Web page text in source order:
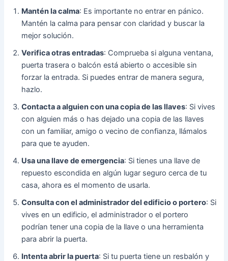
Mantén la calma: Es importante no entrar en pánico.
Mantén la calma para pensar con claridad y buscar la
mejor solución.
Verifica otras entradas: Comprueba si alguna ventana,
puerta trasera o balcón está abierto o accesible sin
forzar la entrada. Si puedes entrar de manera segura,
hazlo.
Contacta a alguien con una copia de las llaves: Si vives
con alguien más o has dejado una copia de las llaves
con un familiar, amigo o vecino de confianza, llámalos
para que te ayuden.
Usa una llave de emergencia: Si tienes una llave de
repuesto escondida en algún lugar seguro cerca de tu
casa, ahora es el momento de usarla.
Consulta con el administrador del edificio o portero: Si
vives en un edificio, el administrador o el portero
podrían tener una copia de la llave o una herramienta
para abrir la puerta.
Intenta abrir la puerta: Si tu puerta tiene un resbalón y